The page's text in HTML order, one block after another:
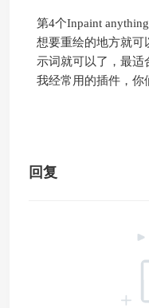
第4个Inpaint
想要重绘的地方就可
示词就可以了，最适
我经常用的插件，你
回复